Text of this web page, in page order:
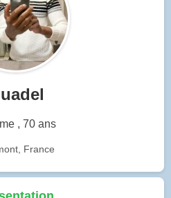
, 70 ans
France